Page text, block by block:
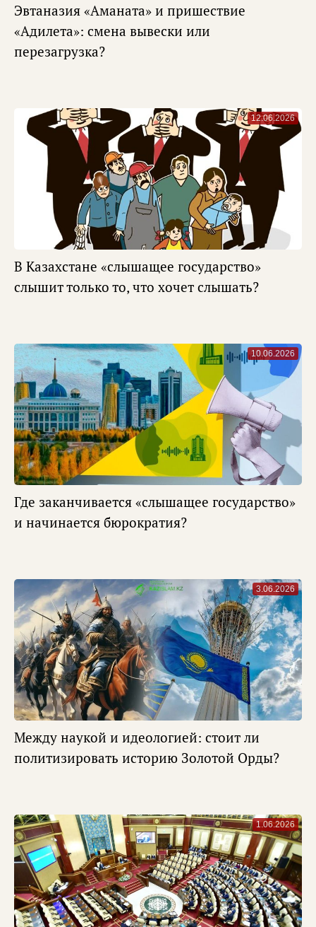
Эвтаназия «Аманата» и пришествие
«Адилета»: смена вывески или
перезагрузка?
В Казахстане «слышащее государство»
слышит только то, что хочет слышать?
12.06.2026
Где заканчивается «слышащее государство»
и начинается бюрократия?
10.06.2026
Между наукой и идеологией: стоит ли
политизировать историю Золотой Орды?
3.06.2026
1.06.2026